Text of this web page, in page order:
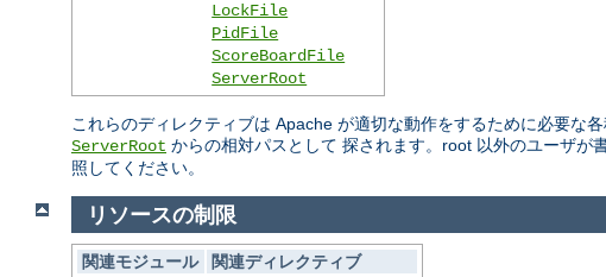
LockFile
PidFile
ScoreBoardFile
ServerRoot
これらのディレクティブは Apache が適切な動作をするために必要な
ServerRoot からの相対パスとして 探されます。root 以外のユーザが
照してください。
リソースの制限
関連モジュール
関連ディレクティブ